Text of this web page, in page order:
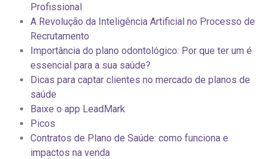
Profissional
A Revolução da Inteligência Artificial no Processo de
Recrutamento
Importância do plano odontológico: Por que ter um é
essencial para a sua saúde?
Dicas para captar clientes no mercado de planos de
saúde
Baixe o app LeadMark
Picos
Contratos de Plano de Saúde: como funciona e
impactos na venda